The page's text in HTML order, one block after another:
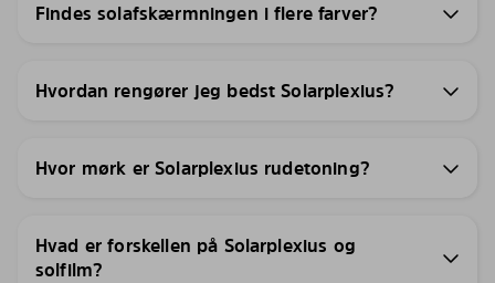
Findes solafskærmningen i flere farver?
Hvordan rengører jeg bedst Solarplexius?
Hvor mørk er Solarplexius rudetoning?
Hvad er forskellen på Solarplexius og
solfilm?